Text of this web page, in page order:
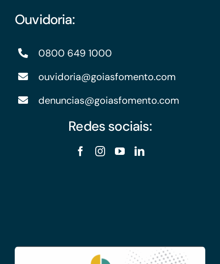
Ouvidoria:
0800 649 1000
ouvidoria@goiasfomento.com
denuncias@goiasfomento.com
Redes sociais: